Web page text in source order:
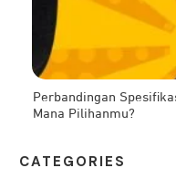
Perbandingan
Mana Pilihanmu?
CATEG ORIES